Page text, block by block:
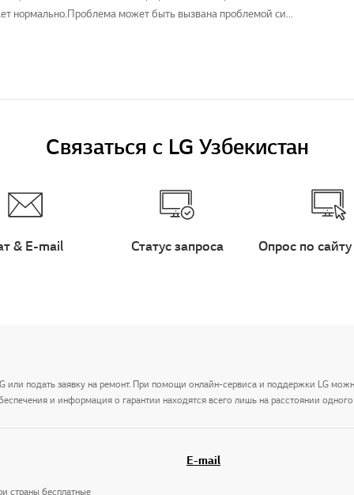
нормально.Проблема может быть вызвана проблемой си...
Связаться с LG Узбекистан
& E-mail Статус запроса Опрос по
или подать заявку на ремонт. При помощи онлайн-сервиса и поддержки LG
и информация о гарантии находятся всего лишь на расстоянии
страны бесплатные
E-mail